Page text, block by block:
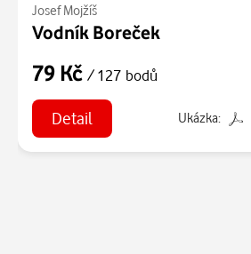
Josef Mojžíš
Vodník Boreček
79 Kč / 127 bodů
Detail Ukázka: